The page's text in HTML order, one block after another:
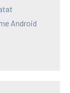
Android